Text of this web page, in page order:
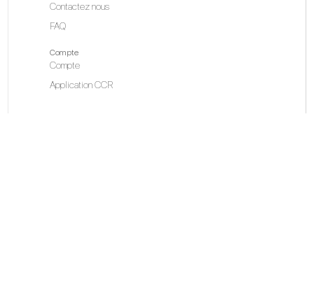
Contactez nous
FAQ
Compte
Compte
Application CCR